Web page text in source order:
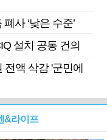
사 ‘낮은 수준’
설치 공동 건의
액 삭감 '군민에
&라이프